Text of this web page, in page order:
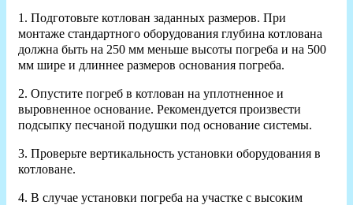
1. Подготовьте котлован заданных размеров. При
монтаже стандартного оборудования глубина котлована
должна быть на 250 мм меньше высоты погреба и на 500
мм шире и длиннее размеров основания погреба.
2. Опустите погреб в котлован на уплотненное и
выровненное основание. Рекомендуется произвести
подсыпку песчаной подушки под основание системы.
3. Проверьте вертикальность установки оборудования в
котловане.
4. В случае установки погреба на участке с высоким